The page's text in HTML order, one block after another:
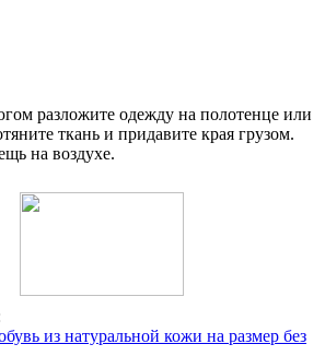
разложите одежду на полотенце или
ткань и придавите края грузом.
на воздухе.
из натуральной кожи на размер без